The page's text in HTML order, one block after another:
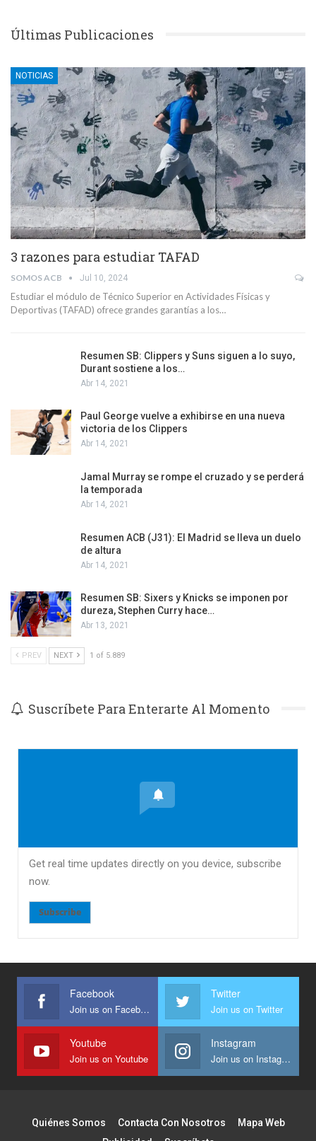
Últimas Publicaciones
NOTICIAS
3 razones para estudiar TAFAD
SOMOS ACB Jul 10, 2024
Estudiar el módulo de Técnico Superior en Actividades Físicas y
Deportivas (TAFAD) ofrece grandes garantías a los…
Resumen SB: Clippers y Suns siguen a lo suyo,
Durant sostiene a los…
Abr 14, 2021
Paul George vuelve a exhibirse en una nueva
victoria de los Clippers
Abr 14, 2021
Jamal Murray se rompe el cruzado y se perderá
la temporada
Abr 14, 2021
Resumen ACB (J31): El Madrid se lleva un duelo
de altura
Abr 14, 2021
Resumen SB: Sixers y Knicks se imponen por
dureza, Stephen Curry hace…
Abr 13, 2021
PREV NEXT 1 of 5.889
Suscríbete Para Enterarte Al Momento
Get real time updates directly on you device, subscribe
now.
Subscribe
Facebook
Join us on Facebook
Twitter
Join us on Twitter
Youtube
Join us on Youtube
Instagram
Join us on Instagram
Quiénes Somos Contacta Con Nosotros
Mapa Web